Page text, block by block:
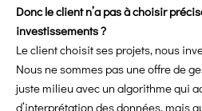
Donc le client n’a pas à choisir
investissements ?
Le client choisit ses projets, nous
Nous ne sommes pas une offre de
juste milieu avec un algorithme qui
d’interprétation des données, mais